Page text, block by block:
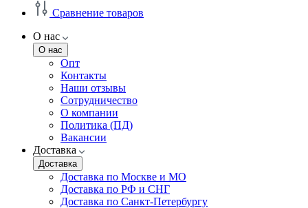
Сравнение товаров
О нас
О нас
Опт
Контакты
Наши отзывы
Сотрудничество
О компании
Политика (ПД)
Вакансии
Доставка
Доставка
Доставка по Москве и МО
Доставка по РФ и СНГ
Доставка по Санкт-Петербургу